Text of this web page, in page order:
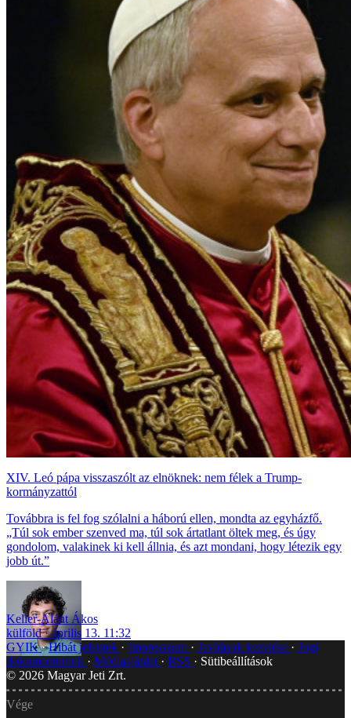
XIV. Leó pápa visszaszólt az elnöknek: nem félek a Trump-
kormányzattól
Továbbra is fel fog szólalni a háború ellen, mondta az egyházfő.
„Túl sok ember szenved ma, túl sok ártatlant öltek meg, és úgy
gondolom, valakinek ki kell állnia, és azt mondani, hogy létezik egy
jobb út.”
Keller-Alánt Ákos
külföld
április 13. 11:32
GYIK Hibát jelentek Impresszum Javítások kezelése
Jogi
dokumentumok
Médiaajánlat RSS
Sütibeállítások
© 2026 Magyar Jeti Zrt.
Vége